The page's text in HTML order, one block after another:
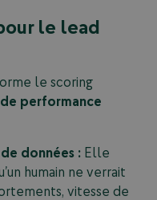
le lead
le scoring
performance
données : Elle
humain ne verrait
vitesse de